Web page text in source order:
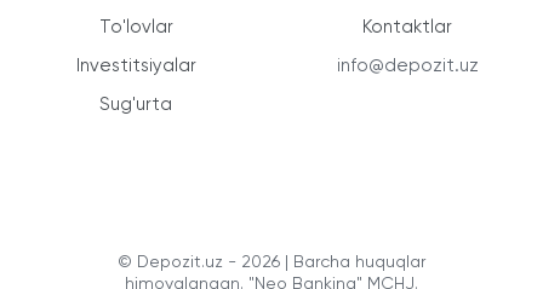
To'lovlar
Investitsiyalar
Sug'urta
Kontaktlar
info@depozit.uz
© Depozit.uz - 2026 | Barcha huquqlar
himoyalangan. "Neo Banking" MCHJ.